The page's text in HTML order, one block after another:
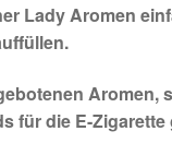
Lady Aromen
Aromen,
für die E-Zigarette